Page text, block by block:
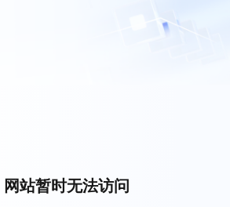
网站暂时无法访问